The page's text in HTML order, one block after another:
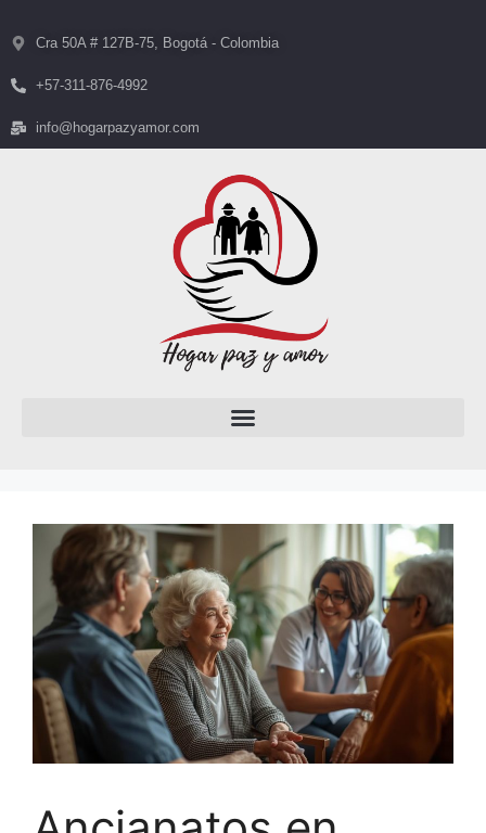
Cra 50A # 127B-75, Bogotá - Colombia
+57-311-876-4992
info@hogarpazyamor.com